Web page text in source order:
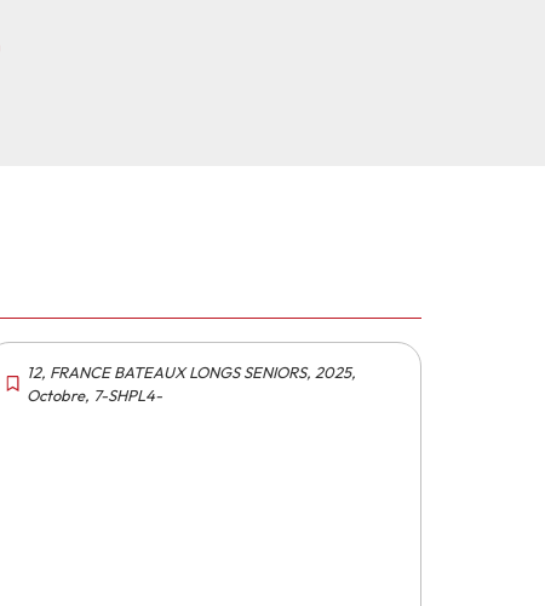
12, FRANCE BATEAUX LONGS SENIORS, 2025,
Octobre, 7-SHPL4-